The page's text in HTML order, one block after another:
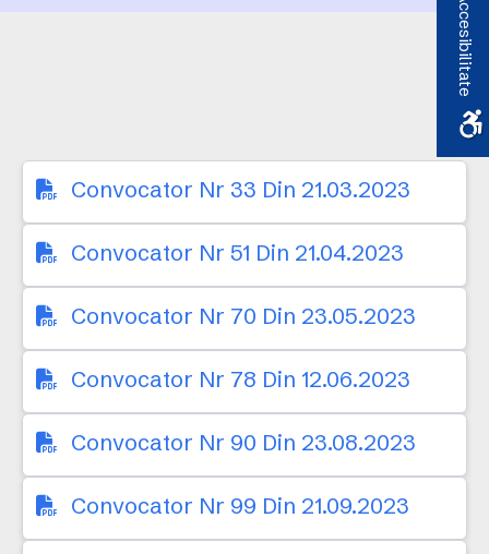
Convocator Nr 33 Din 21.03.2023
Convocator Nr 51 Din 21.04.2023
Convocator Nr 70 Din 23.05.2023
Convocator Nr 78 Din 12.06.2023
Convocator Nr 90 Din 23.08.2023
Convocator Nr 99 Din 21.09.2023
Accesibilitate